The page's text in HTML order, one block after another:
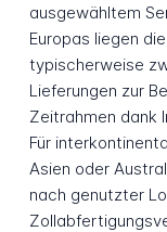
ausgewähltem
Europas liegen
typischerweise
Lieferungen zur
Zeitrahmen dank
Für
Asien oder
nach genutzter